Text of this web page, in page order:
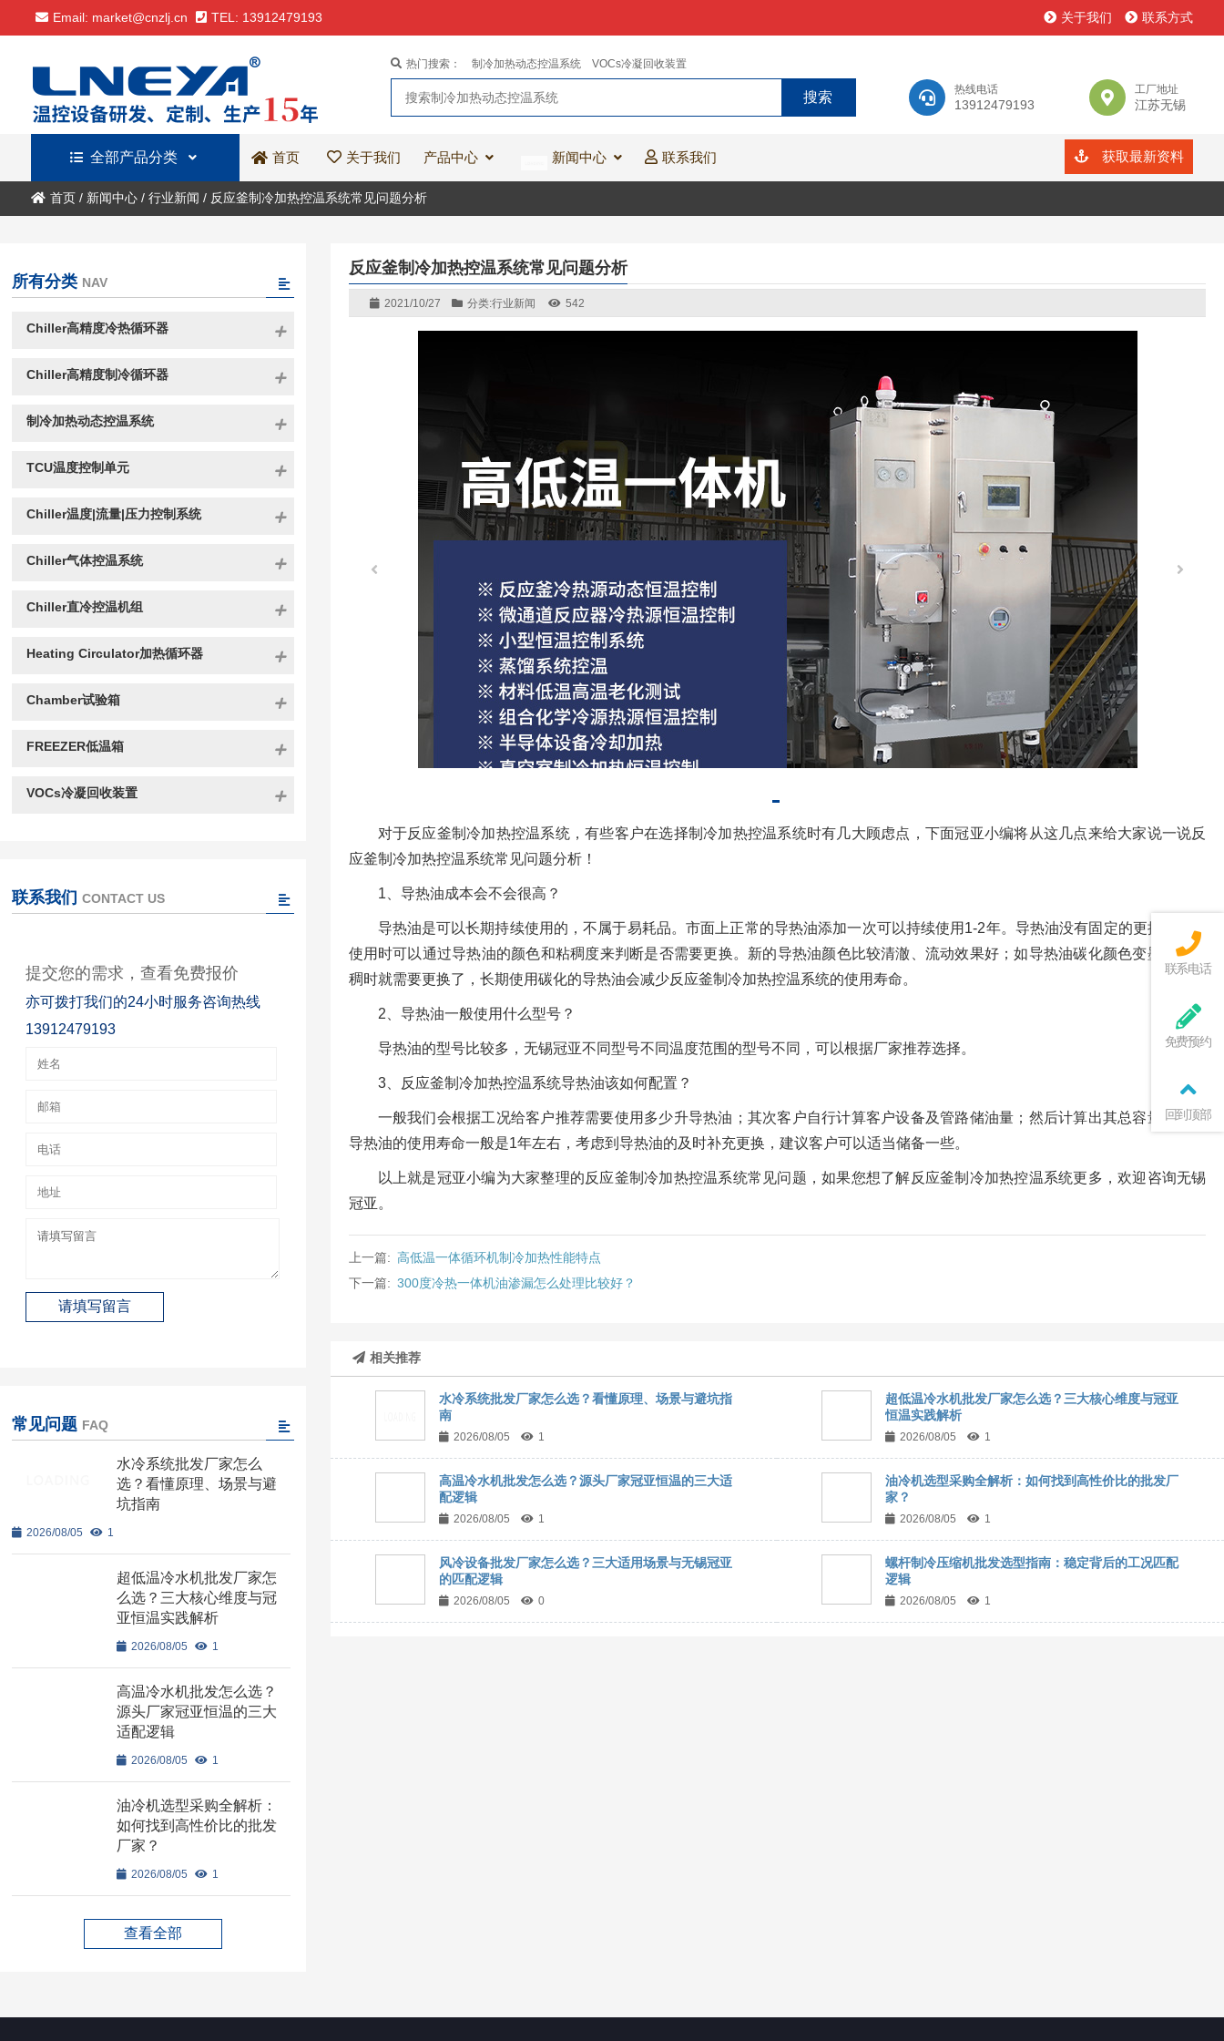
Email: market@cnzlj.cn TEL: 13912479193 关于我们 联系方式
热线电话
13912479193
工厂地址
江苏无锡
热门搜索： 制冷加热动态控温系统 VOCs冷凝回收装置
全部产品分类 首页 关于我们 产品中心 新闻中心 联系我们 获取最新资料
首页/ 新闻中心/ 行业新闻 / 反应釜制冷加热控温系统常见问题分析
反应釜制冷加热控温系统常见问题分析
2021/10/27 分类:行业新闻 542
对于反应釜制冷加热控温系统，有些客户在选择制冷加热控温系统时有几大顾虑点，下面冠亚小编将从这几点来给大家说一说反
应釜制冷加热控温系统常见问题分析！
1、导热油成本会不会很高？
导热油是可以长期持续使用的，不属于易耗品。市面上正常的导热油添加一次可以持续使用1-2年。导热油没有固定的更换期限，
使用时可以通过导热油的颜色和粘稠度来判断是否需要更换。新的导热油颜色比较清澈、流动效果好；如导热油碳化颜色变墨色、黏
稠时就需要更换了，长期使用碳化的导热油会减少反应釜制冷加热控温系统的使用寿命。
2、导热油一般使用什么型号？
导热油的型号比较多，无锡冠亚不同型号不同温度范围的型号不同，可以根据厂家推荐选择。
3、反应釜制冷加热控温系统导热油该如何配置？
一般我们会根据工况给客户推荐需要使用多少升导热油；其次客户自行计算客户设备及管路储油量；然后计算出其总容量。另外
导热油的使用寿命一般是1年左右，考虑到导热油的及时补充更换，建议客户可以适当储备一些。
以上就是冠亚小编为大家整理的反应釜制冷加热控温系统常见问题，如果您想了解反应釜制冷加热控温系统更多，欢迎咨询无锡
冠亚。
上一篇: 高低温一体循环机制冷加热性能特点
下一篇: 300度冷热一体机油渗漏怎么处理比较好？
相关推荐
水冷系统批发厂家怎么选？看懂原理、场景与避坑指
南
2026/08/05 1
超低温冷水机批发厂家怎么选？三大核心维度与冠亚
恒温实践解析
2026/08/05 1
高温冷水机批发怎么选？源头厂家冠亚恒温的三大适
配逻辑
2026/08/05 1
油冷机选型采购全解析：如何找到高性价比的批发厂
家？
2026/08/05 1
风冷设备批发厂家怎么选？三大适用场景与无锡冠亚
的匹配逻辑
2026/08/05 0
螺杆制冷压缩机批发选型指南：稳定背后的工况匹配
逻辑
2026/08/05 1
所有分类 NAV
Chiller高精度冷热循环器
Chiller高精度制冷循环器
制冷加热动态控温系统
TCU温度控制单元
Chiller温度|流量|压力控制系统
Chiller气体控温系统
Chiller直冷控温机组
Heating Circulator加热循环器
Chamber试验箱
FREEZER低温箱
VOCs冷凝回收装置
联系我们 CONTACT US
提交您的需求，查看免费报价
亦可拨打我们的24小时服务咨询热线
13912479193
常见问题 FAQ
水冷系统批发厂家怎么
选？看懂原理、场景与避
坑指南
2026/08/05 1
超低温冷水机批发厂家怎
么选？三大核心维度与冠
亚恒温实践解析
2026/08/05 1
高温冷水机批发怎么选？
源头厂家冠亚恒温的三大
适配逻辑
2026/08/05 1
油冷机选型采购全解析：
如何找到高性价比的批发
厂家？
2026/08/05 1
查看全部
联系电话
免费预约
回到顶部